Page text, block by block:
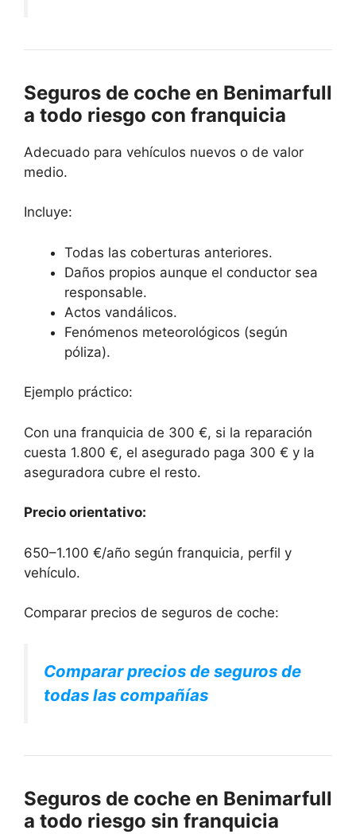
Seguros de coche en Benimarfull
a todo riesgo con franquicia
Adecuado para vehículos nuevos o de valor
medio.
Incluye:
Todas las coberturas anteriores.
Daños propios aunque el conductor sea
responsable.
Actos vandálicos.
Fenómenos meteorológicos (según
póliza).
Ejemplo práctico:
Con una franquicia de 300 €, si la reparación
cuesta 1.800 €, el asegurado paga 300 € y la
aseguradora cubre el resto.
Precio orientativo:
650–1.100 €/año según franquicia, perfil y
vehículo.
Comparar precios de seguros de coche:
Comparar precios de seguros de
todas las compañías
Seguros de coche en Benimarfull
a todo riesgo sin franquicia